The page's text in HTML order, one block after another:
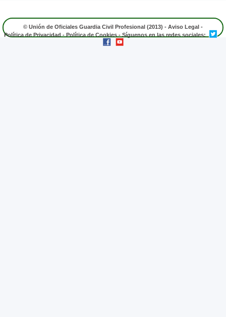
© Unión de Oficiales Guardia Civil Profesional (2013) - Aviso Legal -
Política de Privacidad - Política de Cookies - Síguenos en las redes sociales: